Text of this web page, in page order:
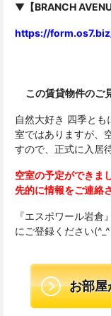
▼ 【BRANCH
https://
この賃貸物件のご
自然大好き 四季と
室ではありますが、
すので、正式に入居
空室の予定ができま
先的に情報をご連絡
『エスポワール岩
にご登録ください
お部屋